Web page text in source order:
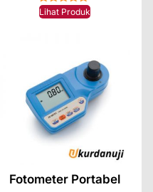
★★★★★
Lihat Produk
Fotometer Portabel